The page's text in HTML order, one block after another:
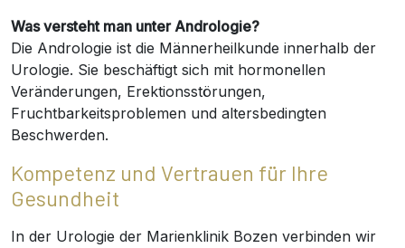
Was versteht man unter Andrologie?
Die Andrologie ist die Männerheilkunde innerhalb der
Urologie. Sie beschäftigt sich mit hormonellen
Veränderungen, Erektionsstörungen,
Fruchtbarkeitsproblemen und altersbedingten
Beschwerden.
Kompetenz und Vertrauen für Ihre
Gesundheit
In der Urologie der Marienklinik Bozen verbinden wir